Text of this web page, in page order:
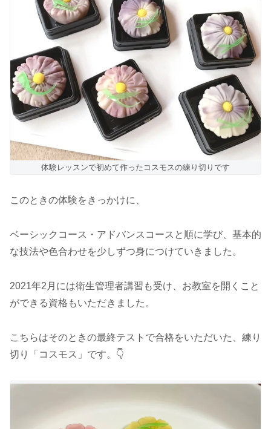
体験レッスンで初めて作ったコスモスの練り切りです
このときの体験をきっかけに、
ベーシックコース・アドバンスコースと順に学び、基本的
な技法や色合わせを少しずつ身につけていきました。
2021年2月には衛生管理者講習も受け、お教室を開くこと
ができる資格もいただきました。
こちらはそのときの最終テストで合格をいただいた、練り
切り「コスモス」です。👇